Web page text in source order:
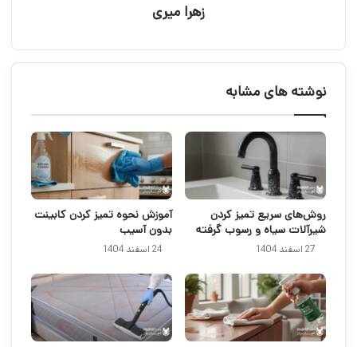
زهرا میری
نوشته های مشابه
روش‌های سریع تمیز کردن
شیرآلات سیاه و رسوب گرفته
27 اسفند 1404
آموزش نحوه تميز كردن کابینت
بدون آسیب
24 اسفند 1404